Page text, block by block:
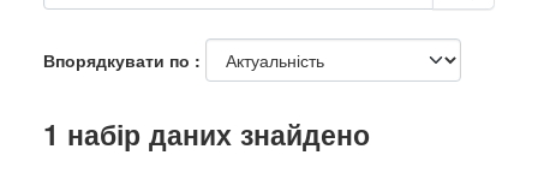
Впорядкувати по
1 набір даних знайдено